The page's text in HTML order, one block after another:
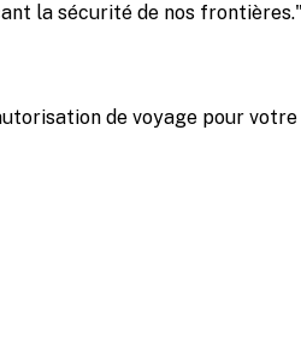
la sécurité de nos frontières."
de voyage pour votre